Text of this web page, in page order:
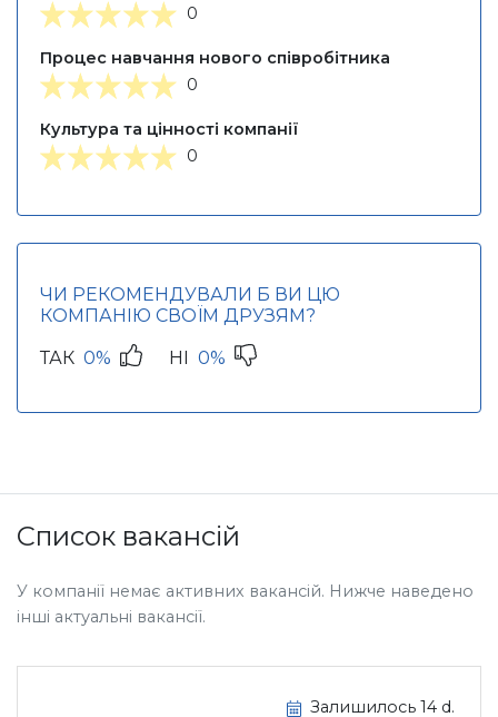
0
Процес навчання нового співробітника
0
Культура та цінності компанії
0
ЧИ РЕКОМЕНДУВАЛИ Б ВИ ЦЮ
КОМПАНІЮ СВОЇМ ДРУЗЯМ?
ТАК 0% НІ 0%
Список вакансій
У компанії немає активних вакансій. Нижче наведено
інші актуальні вакансії.
Залишилось 14 d.